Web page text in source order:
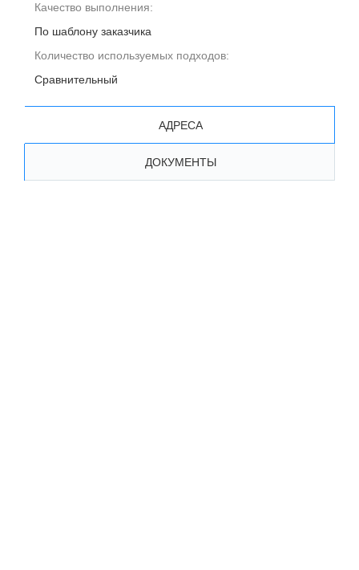
Качество выполнения:
По шаблону заказчика
Количество используемых подходов:
Сравнительный
АДРЕСА
ДОКУМЕНТЫ